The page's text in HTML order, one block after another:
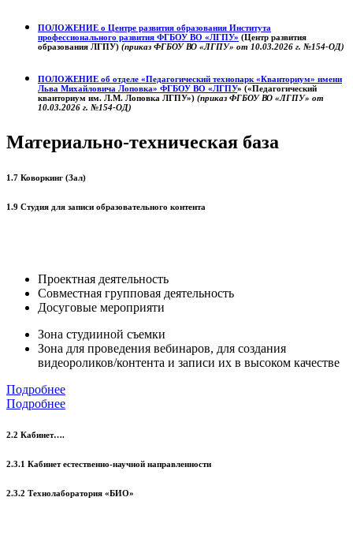
ПОЛОЖЕНИЕ о Центре развития образования Института
профессионального развития ФГБОУ ВО «ЛГПУ» (Центр развития
образования ЛГПУ) (приказ ФГБОУ ВО «ЛГПУ» от 10.03.2026 г. №154-ОД)
ПОЛОЖЕНИЕ об отделе «Педагогический технопарк «Кванториум» имени
Льва Михайловича Лоповка» ФГБОУ ВО «ЛГПУ» («Педагогический
кванториум им. Л.М. Лоповка ЛГПУ») (приказ ФГБОУ ВО «ЛГПУ» от
10.03.2026 г. №154-ОД)
Материально-техническая база
1.7 Коворкинг (Зал)
1.9 Студия для записи образовательного контента
Проектная деятельность
Совместная групповая деятельность
Досуговые мероприяти
Зона студииной съемки
Зона для проведения вебинаров, для создания
видеороликов/контента и записи их в высоком качестве
Подробнее
Подробнее
2.2 Кабинет….
2.3.1 Кабинет естественно-научной направленности
2.3.2 Технолаборатория «БИО»